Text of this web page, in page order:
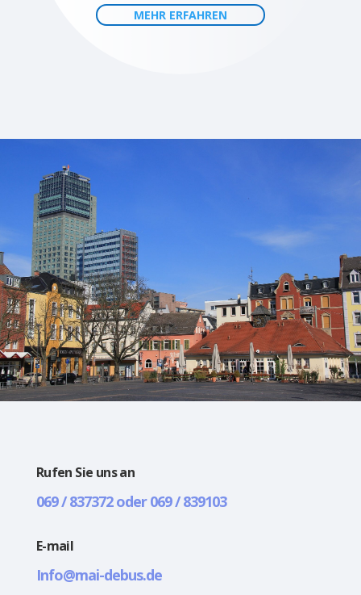
MEHR ERFAHREN
Rufen Sie uns an
069 / 837372 oder 069 / 839103
E-mail
Info@mai-debus.de